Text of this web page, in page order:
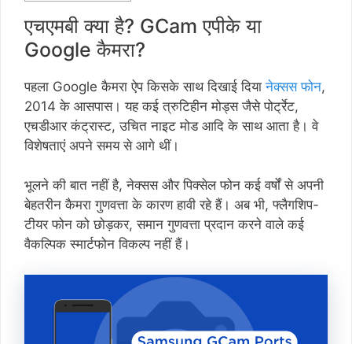
एचएमबी क्या है? GCam एपीके या
Google कैमरा?
पहला Google कैमरा ऐप किसके साथ दिखाई दियानेक्सस फोन,
2014 के आसपास। यह कई त्रुटिहीन मोड्स जैसे पोर्ट्रेट,
एचडीआर कंट्रास्ट, उचित नाइट मोड आदि के साथ आता है। वे
विशेषताएं अपने समय से आगे थीं।
भूलने की बात नहीं है, नेक्सस और पिक्सेल फोन कई वर्षों से अपनी
बेहतरीन कैमरा गुणवत्ता के कारण हावी रहे हैं। अब भी, फ्लैगशिप-
टीयर फोन को छोड़कर, समान गुणवत्ता प्रदान करने वाले कई
वैकल्पिक स्मार्टफोन विकल्प नहीं हैं।